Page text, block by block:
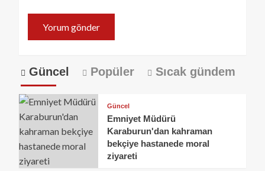
Güncel Popüler Sıcak gündem
Güncel
Emniyet Müdürü
Karaburun'dan kahraman
bekçiye hastanede moral
ziyareti